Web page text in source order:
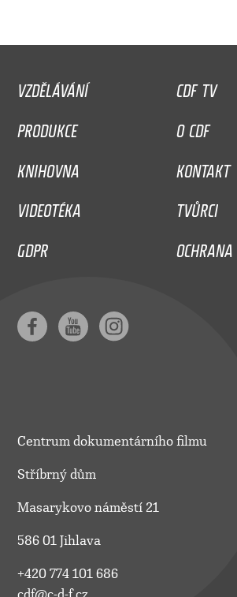
VZDĚLÁVÁNÍ
CDF TV
PRODUKCE
O CDF
KNIHOVNA
KONTAKT
VIDEOTÉKA
TVŮRCI
GDPR
Centrum dokumentárního filmu
Stříbrný dům
Masarykovo náměstí 21
586 01 Jihlava
+420 774 101 686